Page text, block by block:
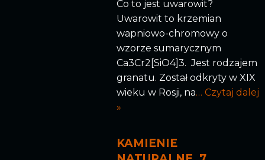
Co to jest uwarowit?
Uwarowit to krzemian
wapniowo-chromowy o
wzorze sumarycznym
Ca3Cr2[SiO4]3. Jest rodzajem
granatu. Został odkryty w XIX
wieku w Rosji, na… Czytaj dalej
»
KAMIENIE